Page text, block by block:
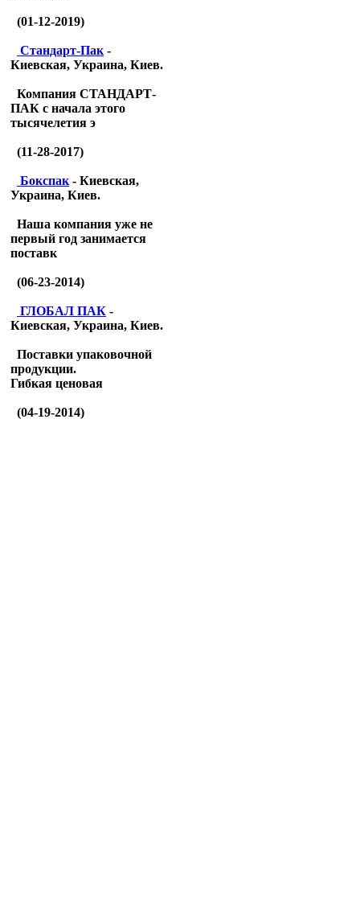
(01-12-2019)
Стандарт-Пак -
Киевская, Украина, Киев.
Компания СТАНДАРТ-
ПАК с начала этого
тысячелетия э
(11-28-2017)
Бокспак - Киевская,
Украина, Киев.
Наша компания уже не
первый год занимается
поставк
(06-23-2014)
ГЛОБАЛ ПАК -
Киевская, Украина, Киев.
Поставки упаковочной
продукции.
Гибкая ценовая
(04-19-2014)